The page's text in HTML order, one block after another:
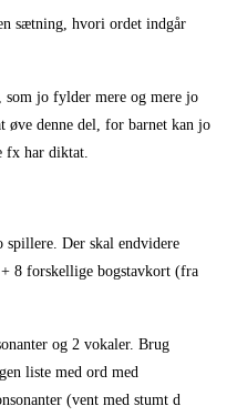
sætning, hvori ordet indgår
som jo fylder mere og mere jo
øve denne del, for barnet kan jo
fx har diktat.
Der skal endvidere
8 forskellige bogstavkort (fra
og 2 vokaler. Brug
liste med ord med
(vent med stumt d